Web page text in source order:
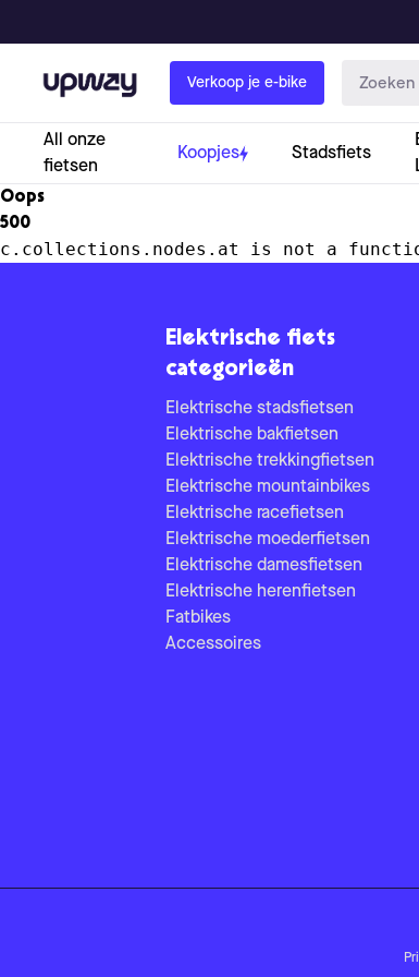
Upway Verkoop je e-bike
All onze
fietsen
Koopjes Stadsfiets
Oops
500
c.collections.nodes.at is not a
Elektrische fiets
categorieën
Elektrische stadsfietsen
Elektrische bakfietsen
Elektrische trekkingfietsen
Elektrische mountainbikes
Elektrische racefietsen
Elektrische moederfietsen
Elektrische damesfietsen
Elektrische herenfietsen
Fatbikes
Accessoires